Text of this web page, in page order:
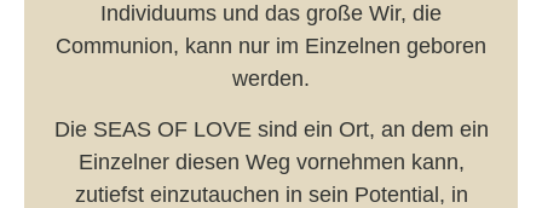
Individuums und das große Wir, die
Communion, kann nur im Einzelnen geboren
werden.
Die SEAS OF LOVE sind ein Ort, an dem ein
Einzelner diesen Weg vornehmen kann,
zutiefst einzutauchen in sein Potential, in